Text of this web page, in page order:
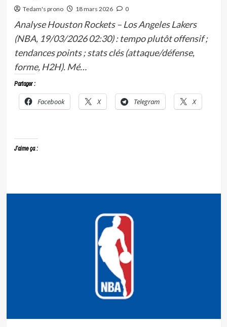
Tedam's prono 18 mars 2026 0
Analyse Houston Rockets – Los Angeles Lakers
(NBA, 19/03/2026 02:30) : tempo plutôt offensif ;
tendances points ; stats clés (attaque/défense,
forme, H2H). Mé…
Partager :
Facebook X Telegram X
J’aime ça :